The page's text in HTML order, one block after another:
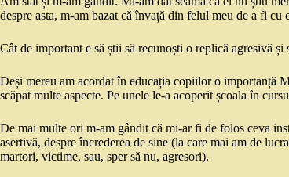
despre asta, m-am bazat că învață din felul meu de a fi cu
Cât de important e să știi să recunoști o replică agresivă și
Deși mereu am acordat în educația copiilor o importanță
scăpat multe aspecte. Pe unele le-a acoperit școala în
De mai multe ori m-am gândit că mi-ar fi de folos ceva
asertivă, despre încrederea de sine (la care mai am de
martori, victime, sau, sper să nu, agresori).